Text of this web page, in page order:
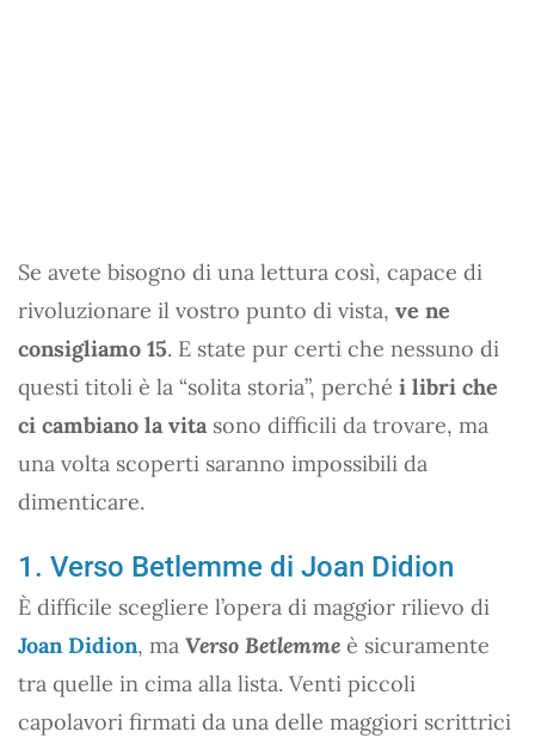
Se avete bisogno di una lettura così, capace di
rivoluzionare il vostro punto di vista, ve ne
consigliamo 15. E state pur certi che nessuno di
questi titoli è la “solita storia”, perché i libri che
ci cambiano la vita sono difficili da trovare, ma
una volta scoperti saranno impossibili da
dimenticare.
1. Verso Betlemme di Joan Didion
È difficile scegliere l’opera di maggior rilievo di
Joan Didion, ma Verso Betlemme è sicuramente
tra quelle in cima alla lista. Venti piccoli
capolavori firmati da una delle maggiori scrittrici